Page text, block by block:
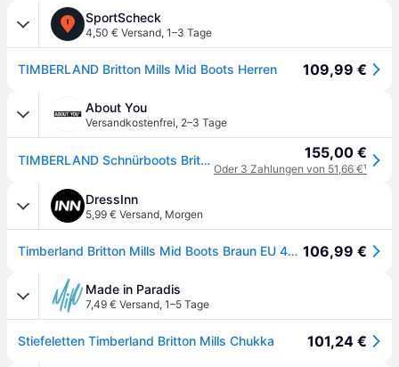
SportScheck
4,50 € Versand, 1–3 Tage
TIMBERLAND Britton Mills Mid Boots Herren 109,99 €
About You
Versandkostenfrei, 2–3 Tage
TIMBERLAND Schnürboots Britton Mills 155,00 €
Oder 3 Zahlungen von 51,66 €¹
DressInn
5,99 € Versand, Morgen
Timberland Britton Mills Mid Boots Braun EU 42 Mann 106,99 €
Made in Paradis
7,49 € Versand, 1–5 Tage
Stiefeletten Timberland Britton Mills Chukka 101,24 €